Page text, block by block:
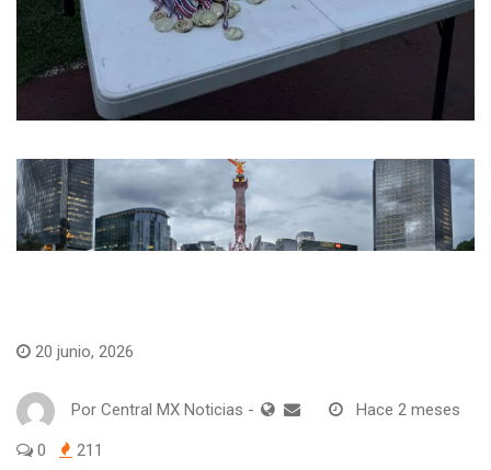
20 junio, 2026
Por Central MX Noticias - Hace 2 meses
0 211